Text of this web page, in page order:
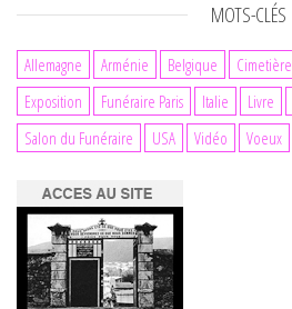
MOTS-CLÉS
Allemagne Arménie Belgique Cimetière
Exposition
Funéraire Paris Italie Livre
Salon du Funéraire
USA Vidéo Voeux